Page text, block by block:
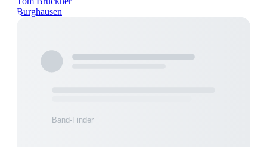
Burghausen